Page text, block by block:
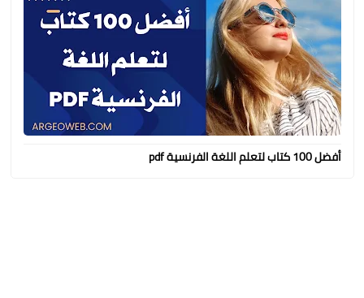
أفضل 100 كتاب لتعلم اللغة الفرنسية pdf